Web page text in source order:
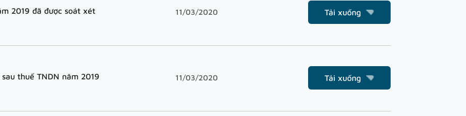
2019 đã được soát xét 11/03/2020 Tải xuống
thuế TNDN năm 2019 11/03/2020 Tải xuống